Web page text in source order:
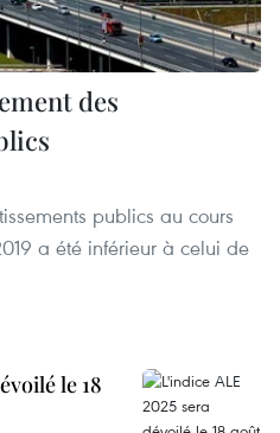
des
publics au cours
a été inférieur à celui de
le 18